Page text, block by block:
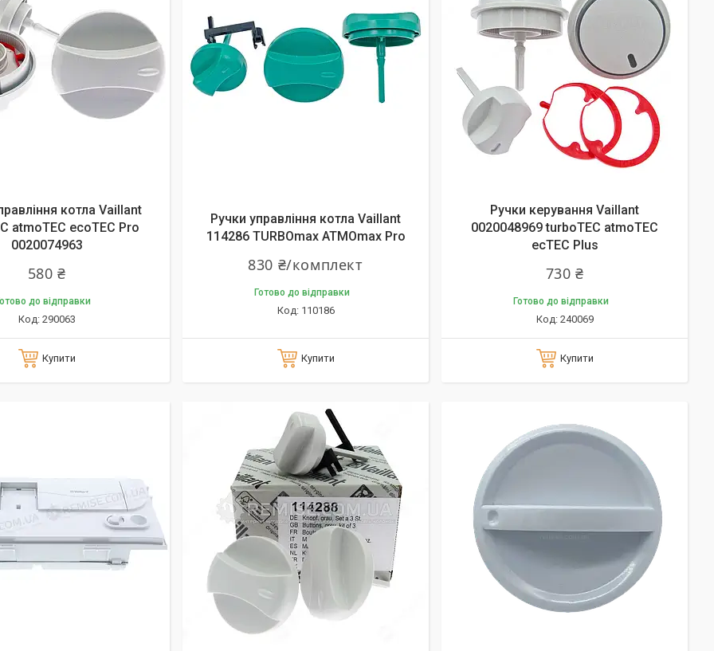
котла Vaillant
atmoTEC ecoTEC Pro
0020074963
580 ₴
до відправки
290063
Купити
Ручки управління котла Vaillant
114286 TURBOmax ATMOmax Pro
830 ₴/комплект
Готово до відправки
110186
Купити
Ручки керування Vaillant
0020048969 turboTEC atmoTEC
ecTEC Plus
730 ₴
Готово до відправки
240069
Купити